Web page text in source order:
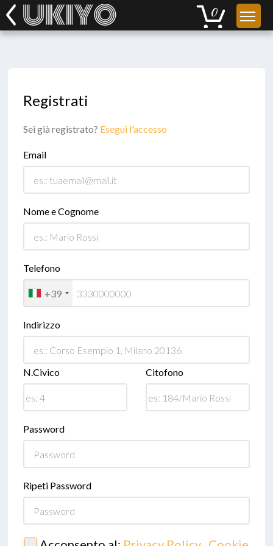
Registrati
Sei già registrato? Esegui l'accesso
Email
Nome e Cognome
Telefono
+39
Indirizzo
N.Civico Citofono
Password
Ripeti Password